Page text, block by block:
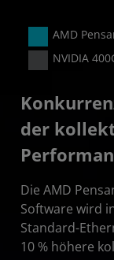
der
Die AMD
Software wird
Standard-
10 % höhere
AMD
NVIDIA